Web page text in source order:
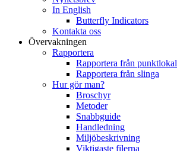
In English
Butterfly Indicators
Kontakta oss
Övervakningen
Rapportera
Rapportera från punktlokal
Rapportera från slinga
Hur gör man?
Broschyr
Metoder
Snabbguide
Handledning
Miljöbeskrivning
Viktigaste filerna